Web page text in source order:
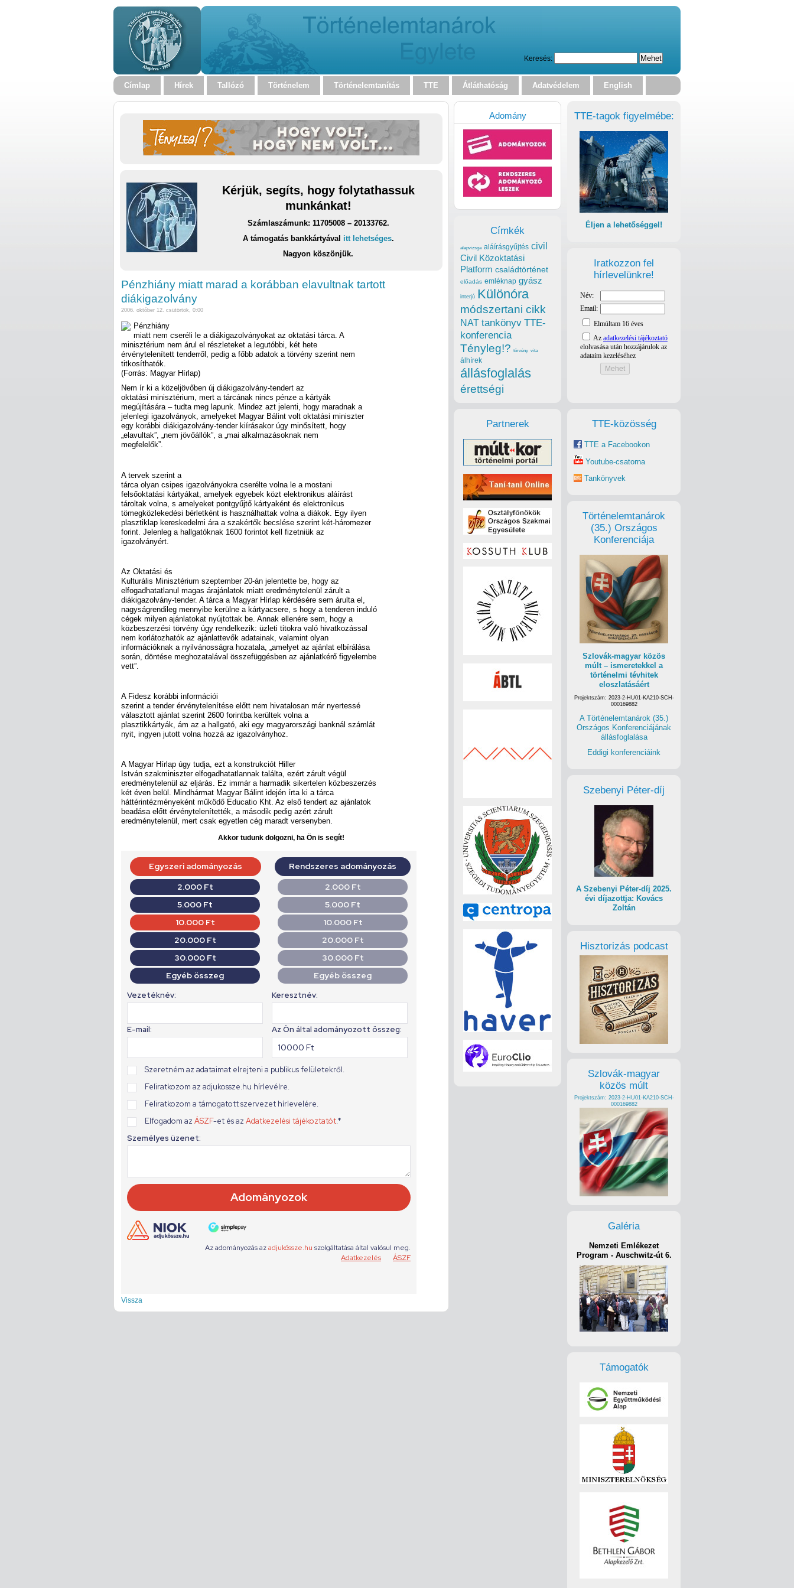
Keresés:
Címlap Hírek Tallózó Történelem Történelemtanítás TTE Átláthatóság Adatvédelem English
Kérjük, segíts, hogy folytathassuk
munkánkat!
Számlaszámunk: 11705008 – 20133762.
A támogatás bankkártyával itt lehetséges.
Nagyon köszönjük.
Pénzhiány miatt marad a korábban elavultnak tartott
diákigazolvány
2006. október 12. csütörtök, 0:00
Pénzhiány
miatt nem cseréli le a diákigazolványokat az oktatási tárca. A
minisztérium nem árul el részleteket a legutóbbi, két hete
érvénytelenített tenderről, pedig a főbb adatok a törvény szerint nem
titkosíthatók.
(Forrás: Magyar Hírlap)
Nem ír ki a közeljövőben új diákigazolvány-tendert az
oktatási minisztérium, mert a tárcának nincs pénze a kártyák
megújítására – tudta meg lapunk. Mindez azt jelenti, hogy maradnak a
jelenlegi igazolványok, amelyeket Magyar Bálint volt oktatási miniszter
egy korábbi diákigazolvány-tender kiírásakor úgy minősített, hogy
„elavultak”, „nem jövőállók”, a „mai alkalmazásoknak nem
megfelelők”.
A tervek szerint a
tárca olyan csipes igazolványokra cserélte volna le a mostani
felsőoktatási kártyákat, amelyek egyebek közt elektronikus aláírást
tároltak volna, s amelyeket pontgyűjtő kártyaként és elektronikus
tömegközlekedési bérletként is használhattak volna a diákok. Egy ilyen
plasztiklap kereskedelmi ára a szakértők becslése szerint két-háromezer
forint. Jelenleg a hallgatóknak 1600 forintot kell fizetniük az
igazolványért.
Az Oktatási és
Kulturális Minisztérium szeptember 20-án jelentette be, hogy az
elfogadhatatlanul magas árajánlatok miatt eredménytelenül zárult a
diákigazolvány-tender. A tárca a Magyar Hírlap kérdésére sem árulta el,
nagyságrendileg mennyibe kerülne a kártyacsere, s hogy a tenderen induló
cégek milyen ajánlatokat nyújtottak be. Annak ellenére sem, hogy a
közbeszerzési törvény úgy rendelkezik: üzleti titokra való hivatkozással
nem korlátozhatók az ajánlattevők adatainak, valamint olyan
információknak a nyilvánosságra hozatala, „amelyet az ajánlat elbírálása
során, döntése meghozatalával összefüggésben az ajánlatkérő figyelembe
vett”.
A Fidesz korábbi információi
szerint a tender érvénytelenítése előtt nem hivatalosan már nyertessé
választott ajánlat szerint 2600 forintba kerültek volna a
plasztikkártyák, ám az a hallgató, aki egy magyarországi banknál számlát
nyit, ingyen jutott volna hozzá az igazolványhoz.
A Magyar Hírlap úgy tudja, ezt a konstrukciót Hiller
István szakminiszter elfogadhatatlannak találta, ezért zárult végül
eredménytelenül az eljárás. Ez immár a harmadik sikertelen közbeszerzés
két éven belül. Mindhármat Magyar Bálint idején írta ki a tárca
háttérintézményeként működő Educatio Kht. Az első tendert az ajánlatok
beadása előtt érvénytelenítették, a második pedig azért zárult
eredménytelenül, mert csak egyetlen cég maradt versenyben.
Akkor tudunk dolgozni, ha Ön is segít!
Vissza
TTE-tagok figyelmébe:
Éljen a lehetőséggel!
Iratkozzon fel
hírlevelünkre!
TTE-közösség
TTE a Facebookon
Youtube-csatorna
Tankönyvek
Történelemtanárok
(35.) Országos
Konferenciája
Szlovák-magyar közös
múlt – ismeretekkel a
történelmi tévhitek
eloszlatásáért
Projektszám: 2023-2-HU01-KA210-SCH-
000169882
A Történelemtanárok (35.)
Országos Konferenciájának
állásfoglalása
Eddigi konferenciáink
Szebenyi Péter-díj
A Szebenyi Péter-díj 2025.
évi díjazottja: Kovács
Zoltán
Hisztorizás podcast
Szlovák-magyar
közös múlt
Projektszám: 2023-2-HU01-KA210-SCH-
000169882
Galéria
Nemzeti Emlékezet
Program - Auschwitz-út 6.
Támogatók
Adomány
Címkék
alapvizsga aláírásgyűjtés civil
Civil Közoktatási
Platform családtörténet
előadás emléknap gyász
interjú Különóra
módszertani cikk
NAT tankönyv TTE-
konferencia
Tényleg!? törvény vita
álhírek
állásfoglalás
érettségi
Partnerek